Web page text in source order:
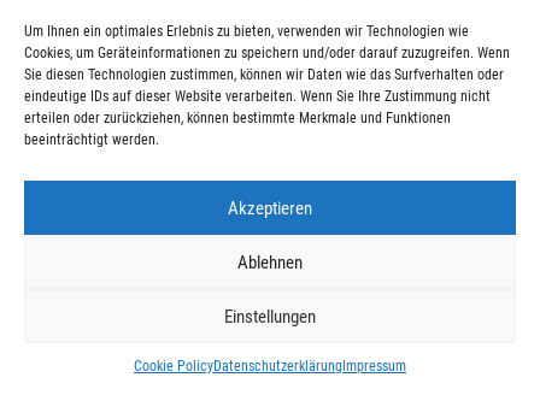
Um Ihnen ein optimales Erlebnis zu bieten, verwenden wir Technologien wie
Cookies, um Geräteinformationen zu speichern und/oder darauf zuzugreifen. Wenn
Sie diesen Technologien zustimmen, können wir Daten wie das Surfverhalten oder
eindeutige IDs auf dieser Website verarbeiten. Wenn Sie Ihre Zustimmung nicht
erteilen oder zurückziehen, können bestimmte Merkmale und Funktionen
beeinträchtigt werden.
Akzeptieren
Ablehnen
Einstellungen
Cookie PolicyDatenschutzerklärung Impressum